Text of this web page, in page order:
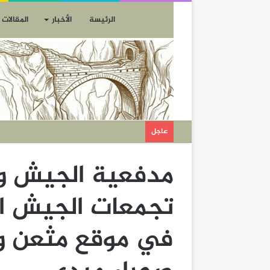
الرئيسة الأخبار المقالات
عاجل
مدفعية الجيش
تجمعات الجيش
في موقع مثعن